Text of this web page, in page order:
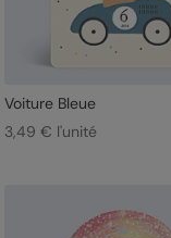
Voiture Bleue
3,49 € l'unité